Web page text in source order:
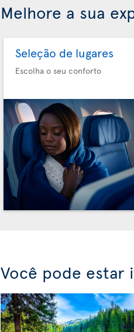
Melhore a sua
Seleção de lugares
Escolha o seu conforto
Você pode estar